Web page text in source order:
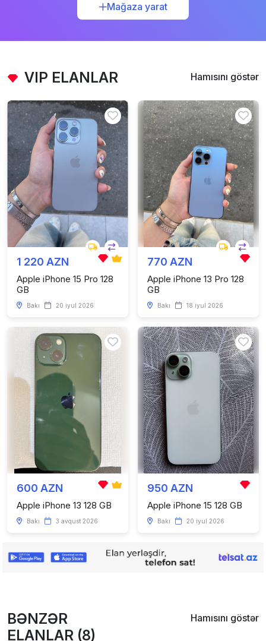
Mağaza yarat
VIP ELANLAR Hamısını göstər
1 220 AZN
Apple iPhone 15 Pro 128
GB
Bakı 20 iyul 2026
770 AZN
Apple iPhone 13 Pro 128
GB
Bakı 18 iyul 2026
600 AZN
Apple iPhone 13 128 GB
Bakı 3 avqust 2026
950 AZN
Apple iPhone 15 128 GB
Bakı 20 iyul 2026
BƏNZƏR
ELANLAR (8)
Hamısını göstər